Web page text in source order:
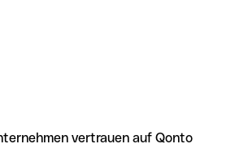
vertrauen auf Qonto